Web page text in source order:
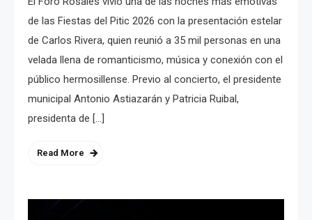
de las Fiestas del Pitic 2026 con la presentación estelar
de Carlos Rivera, quien reunió a 35 mil personas en una
velada llena de romanticismo, música y conexión con el
público hermosillense. Previo al concierto, el presidente
municipal Antonio Astiazarán y Patricia Ruibal,
presidenta de […]
Read More